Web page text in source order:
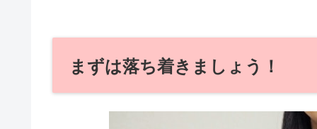
まずは落ち着きましょう！